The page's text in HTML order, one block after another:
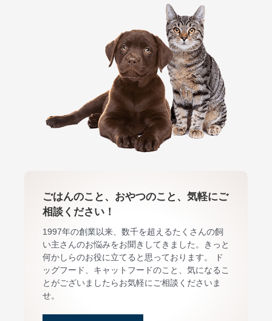
ごはんのこと、おやつのこと、気軽にご
相談ください！
1997年の創業以来、数千を超えるたくさんの飼
い主さんのお悩みをお聞きしてきました。きっと
何かしらのお役に立てると思っております。 ド
ッグフード、キャットフードのこと、気になるこ
とがございましたらお気軽にご相談くださいま
せ。